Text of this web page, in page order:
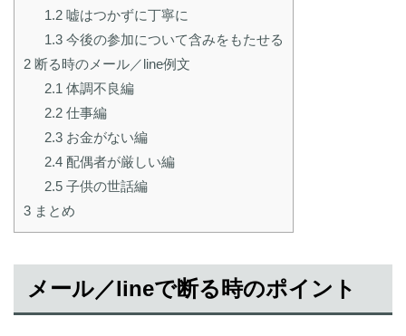
1.2嘘はつかずに丁寧に
1.3今後の参加について含みをもたせる
2 断る時のメール／line例文
2.1 体調不良編
2.2仕事編
2.3お金がない編
2.4配偶者が厳しい編
2.5子供の世話編
3 まとめ
メール／lineで断る時のポイント